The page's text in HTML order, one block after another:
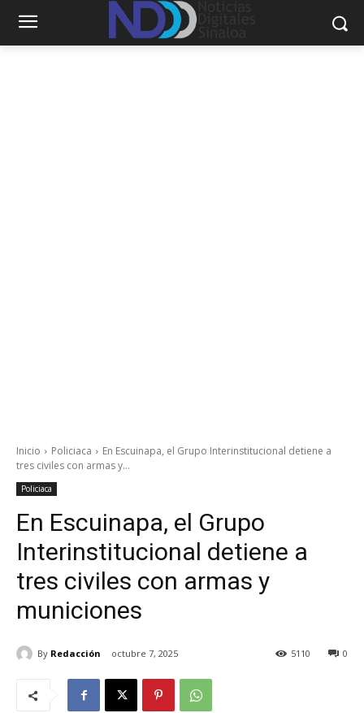
Inicio Policiaca
En Escuinapa, el Grupo Interinstitucional detiene a
tres civiles con armas y...
Policiaca
En Escuinapa, el Grupo
Interinstitucional detiene a
tres civiles con armas y
municiones
By Redacción octubre 7, 2025 0
5110